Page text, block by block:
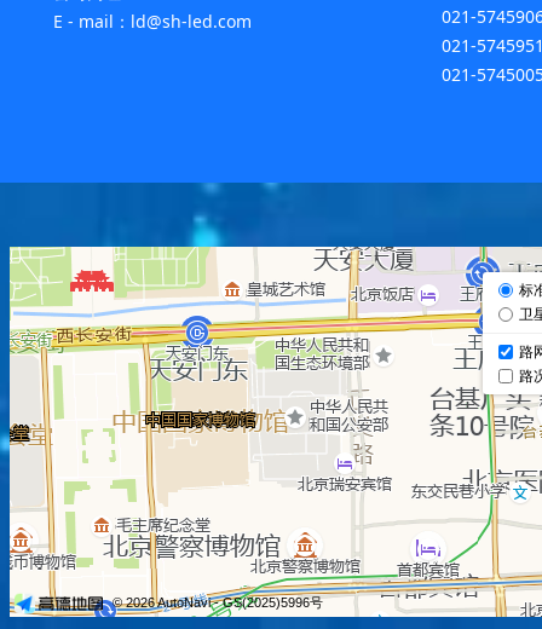
E - mail：ld@sh-led.com
021-
021-
021-